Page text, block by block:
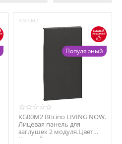
KG00M2
Популярный
KG00M2 Bticino LIVING NOW.
Лицевая панель для
заглушек 2 модуля.Цвет
Черный.